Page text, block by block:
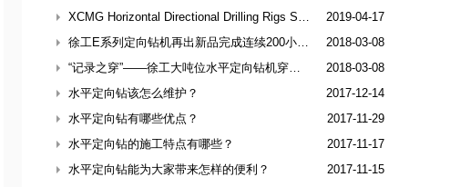
XCMG Horizontal Directional Drilling Rigs Shine Dubai International Trenchless Exhibitio
2019-04-17
徐工E系列定向钻机再出新品完成连续200小时工业性试验
2018-03-08
“记录之穿”——徐工大吨位水平定向钻机穿越松花江
2018-03-08
水平定向钻该怎么维护？
2017-12-14
水平定向钻有哪些优点？
2017-11-29
水平定向钻的施工特点有哪些？
2017-11-17
水平定向钻能为大家带来怎样的便利？
2017-11-15